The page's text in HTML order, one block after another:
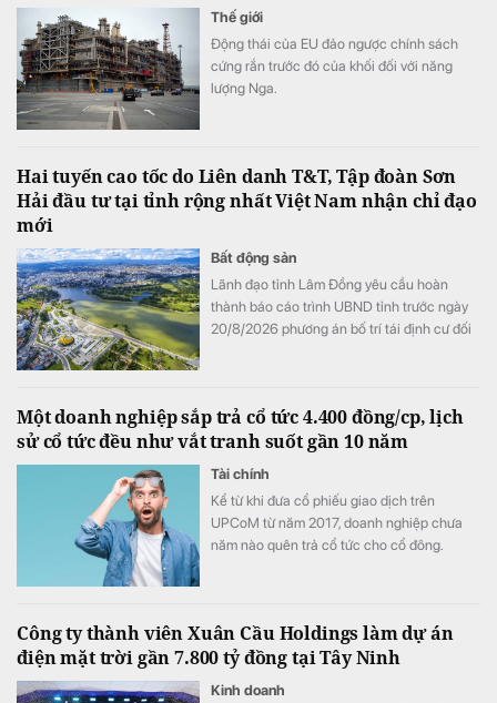
Thế giới
Động thái của EU đảo ngược chính sách
cứng rắn trước đó của khối đối với năng
lượng Nga.
Hai tuyến cao tốc do Liên danh T&T, Tập đoàn Sơn
Hải đầu tư tại tỉnh rộng nhất Việt Nam nhận chỉ đạo
mới
Bất động sản
Lãnh đạo tỉnh Lâm Đồng yêu cầu hoàn
thành báo cáo trình UBND tỉnh trước ngày
20/8/2026 phương án bố trí tái định cư đối
Một doanh nghiệp sắp trả cổ tức 4.400 đồng/cp, lịch
sử cổ tức đều như vắt tranh suốt gần 10 năm
Tài chính
Kể từ khi đưa cổ phiếu giao dịch trên
UPCoM từ năm 2017, doanh nghiệp chưa
năm nào quên trả cổ tức cho cổ đông.
Công ty thành viên Xuân Cầu Holdings làm dự án
điện mặt trời gần 7.800 tỷ đồng tại Tây Ninh
Kinh doanh